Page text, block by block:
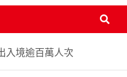
入境逾百萬人次